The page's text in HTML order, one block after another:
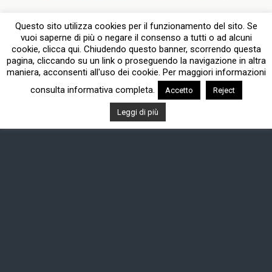
Questo sito utilizza cookies per il funzionamento del sito. Se
vuoi saperne di più o negare il consenso a tutti o ad alcuni
cookie, clicca qui. Chiudendo questo banner, scorrendo questa
pagina, cliccando su un link o proseguendo la navigazione in altra
maniera, acconsenti all'uso dei cookie. Per maggiori informazioni
consulta informativa completa.
Accetto Reject
Leggi di più